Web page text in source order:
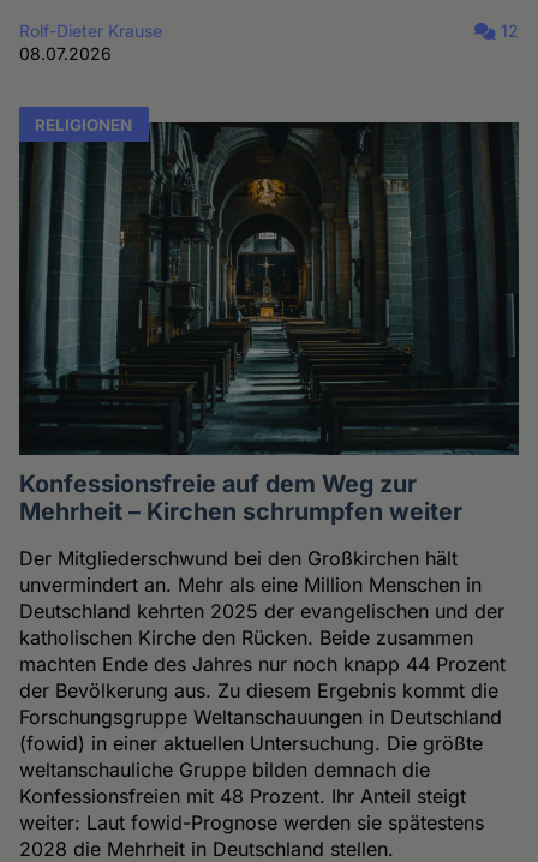
Rolf-Dieter Krause
08.07.2026
12
RELIGIONEN
Konfessionsfreie auf dem Weg zur
Mehrheit – Kirchen schrumpfen weiter
Der Mitgliederschwund bei den Großkirchen hält
unvermindert an. Mehr als eine Million Menschen in
Deutschland kehrten 2025 der evangelischen und der
katholischen Kirche den Rücken. Beide zusammen
machten Ende des Jahres nur noch knapp 44 Prozent
der Bevölkerung aus. Zu diesem Ergebnis kommt die
Forschungsgruppe Weltanschauungen in Deutschland
(fowid) in einer aktuellen Untersuchung. Die größte
weltanschauliche Gruppe bilden demnach die
Konfessionsfreien mit 48 Prozent. Ihr Anteil steigt
weiter: Laut fowid-Prognose werden sie spätestens
2028 die Mehrheit in Deutschland stellen.